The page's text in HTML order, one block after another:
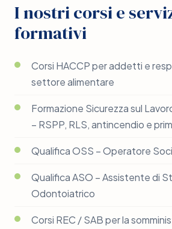
I nostri corsi e
formativi
Corsi HACCP per addetti e
settore alimentare
Formazione Sicurezza sul
– RSPP, RLS, antincendio e
Qualifica OSS – Operatore
Qualifica ASO – Assistente di
Odontoiatrico
Corsi REC / SAB per la